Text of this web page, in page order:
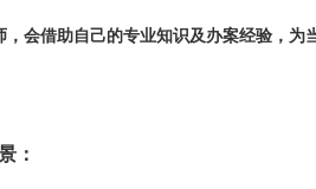
，会借助自己的专业知识及办案经验，为
：